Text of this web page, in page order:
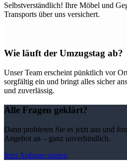
Selbstverständlich! Ihre Möbel und
Transports über uns versichert.
Wie läuft der Umzugstag ab?
Unser Team erscheint pünktlich vor
sorgfältig ein und bringt alles sicher
und zuverlässig.
Alle Fragen geklärt?
Dann probieren Sie es jetzt aus und
Angebot an – ganz unverbindlich.
Jetzt Anfrage starten